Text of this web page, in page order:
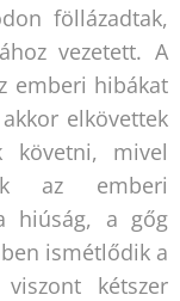
föllázadtak,
vezetett. A
emberi hibákat
elkövettek
követni, mivel
az emberi
hiúság, a gőg
ismétlődik a
kétszer